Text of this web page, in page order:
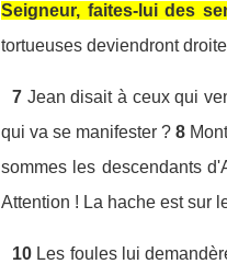
Seigneur, faites-lui des
tortueuses deviendront
7 Jean disait à ceux qui
qui va se manifester ? 8
sommes les descendants
Attention ! La hache est sur
10 Les foules lui